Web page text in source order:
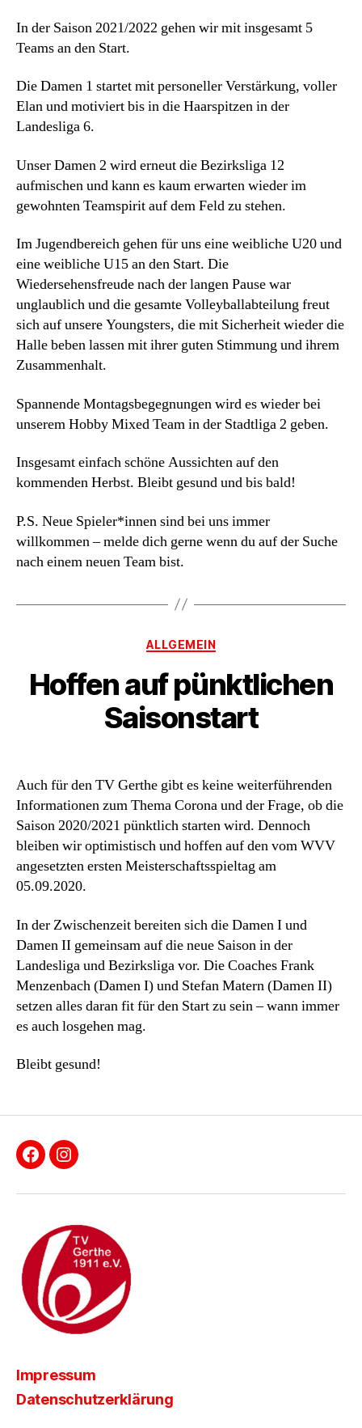
In der Saison 2021/2022 gehen wir mit insgesamt 5
Teams an den Start.
Die Damen 1 startet mit personeller Verstärkung, voller
Elan und motiviert bis in die Haarspitzen in der
Landesliga 6.
Unser Damen 2 wird erneut die Bezirksliga 12
aufmischen und kann es kaum erwarten wieder im
gewohnten Teamspirit auf dem Feld zu stehen.
Im Jugendbereich gehen für uns eine weibliche U20 und
eine weibliche U15 an den Start. Die
Wiedersehensfreude nach der langen Pause war
unglaublich und die gesamte Volleyballabteilung freut
sich auf unsere Youngsters, die mit Sicherheit wieder die
Halle beben lassen mit ihrer guten Stimmung und ihrem
Zusammenhalt.
Spannende Montagsbegegnungen wird es wieder bei
unserem Hobby Mixed Team in der Stadtliga 2 geben.
Insgesamt einfach schöne Aussichten auf den
kommenden Herbst. Bleibt gesund und bis bald!
P.S. Neue Spieler*innen sind bei uns immer
willkommen – melde dich gerne wenn du auf der Suche
nach einem neuen Team bist.
Kategorien
ALLGEMEIN
Hoffen auf pünktlichen
Saisonstart
Auch für den TV Gerthe gibt es keine weiterführenden
Informationen zum Thema Corona und der Frage, ob die
Saison 2020/2021 pünktlich starten wird. Dennoch
bleiben wir optimistisch und hoffen auf den vom WVV
angesetzten ersten Meisterschaftsspieltag am
05.09.2020.
In der Zwischenzeit bereiten sich die Damen I und
Damen II gemeinsam auf die neue Saison in der
Landesliga und Bezirksliga vor. Die Coaches Frank
Menzenbach (Damen I) und Stefan Matern (Damen II)
setzen alles daran fit für den Start zu sein – wann immer
es auch losgehen mag.
Bleibt gesund!
FacebookInstagram
Impressum
Datenschutzerklärung